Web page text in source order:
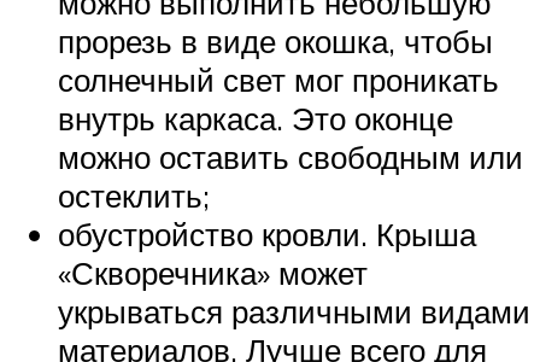
прорезь в виде окошка, чтобы
солнечный свет мог проникать
внутрь каркаса. Это оконце
можно оставить свободным или
остеклить;
обустройство кровли. Крыша
«Скворечника» может
укрываться различными видами
материалов. Лучше всего для